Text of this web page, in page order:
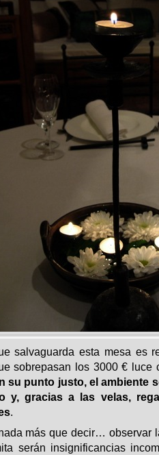
salvaguarda esta mesa es
sobrepasan los 3000 €
su punto justo, el ambiente
y, gracias a las velas,
.
más que decir… observar
serán insignificancias